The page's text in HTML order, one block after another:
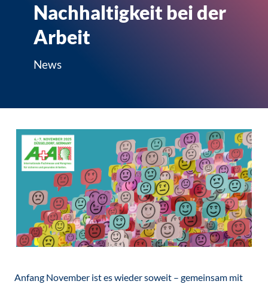
Nachhaltigkeit bei der
Arbeit
News
Anfang November ist es wieder soweit – gemeinsam mit